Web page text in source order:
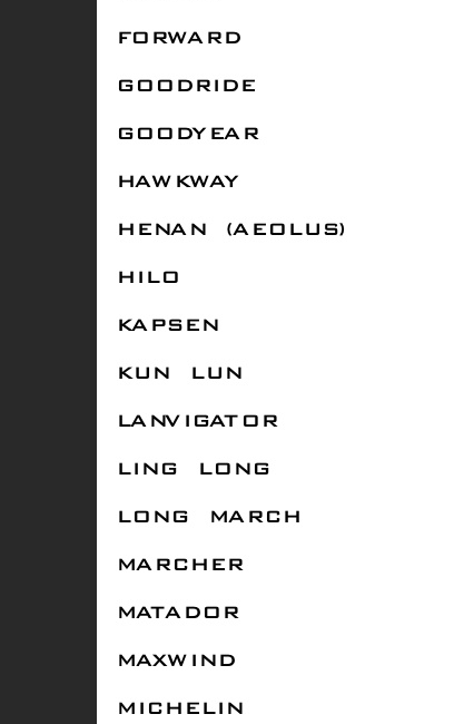
FORWARD
GOODRIDE
GOODYEAR
HAWKWAY
HENAN (AEOLUS)
HILO
KAPSEN
KUN LUN
LANVIGATOR
LING LONG
LONG MARCH
MARCHER
MATADOR
MAXWIND
MICHELIN